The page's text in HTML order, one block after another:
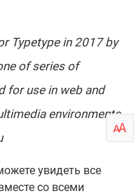
Typetype in 2017 by
of series of
for use in web and
environments.
увидеть все
со всеми